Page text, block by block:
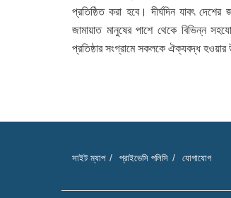
প্রতিষ্ঠিত করা হবে। দীর্ঘদিন যাবৎ
জামায়াত মানুষের পাশে থেকে বিভিন্ন
প্রতিষ্ঠার সংগ্রামে সকলকে ঐক্যবদ্ধ
সাইট ম্যাপ প্রাইভেসি পলিসি যোগাযোগ